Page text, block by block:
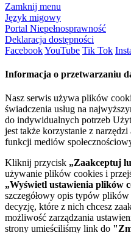
Zamknij menu
Język migowy
Portal Niepełnosprawność
Deklaracja dostępności
FacebookYouTube Tik Tok
Informacja o przetwarzaniu
Nasz serwis używa plików
świadczenia usług na
do indywidualnych potrzeb
jest także korzystanie z
funkcji mediów
Kliknij przycisk „Zaakceptuj
używanie plików cookies i
„Wyświetl ustawienia plików
szczegółowy opis typów
decyzję, które z nich chcesz
możliwość zarządzania
strony umieściliśmy link do